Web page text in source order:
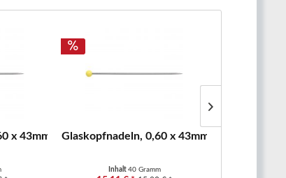
x 43mm, gelb, 20g Prym
Glaskopfnadeln, 0,60 x 43mm, gelb, 40g
Inhalt 40 Gramm